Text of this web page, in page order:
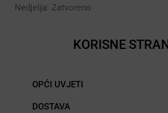
Nedjelja: Zatvoreno
KORISNE
OPĆI UVJETI
DOSTAVA